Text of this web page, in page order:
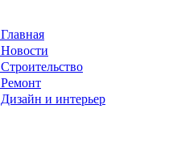
Главная
Новости
Строительство
Ремонт
Дизайн и интерьер